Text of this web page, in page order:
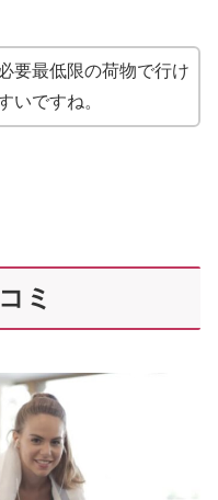
要最低限の荷物で行け
いですね。
ミ